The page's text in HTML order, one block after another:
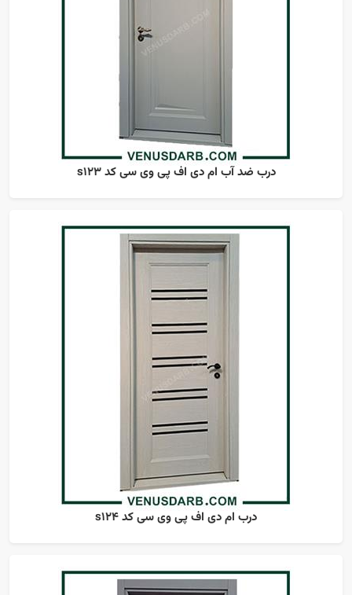
درب ضد آب ام دی اف پی وی سی کد s123
درب ام دی اف پی وی سی کد s124